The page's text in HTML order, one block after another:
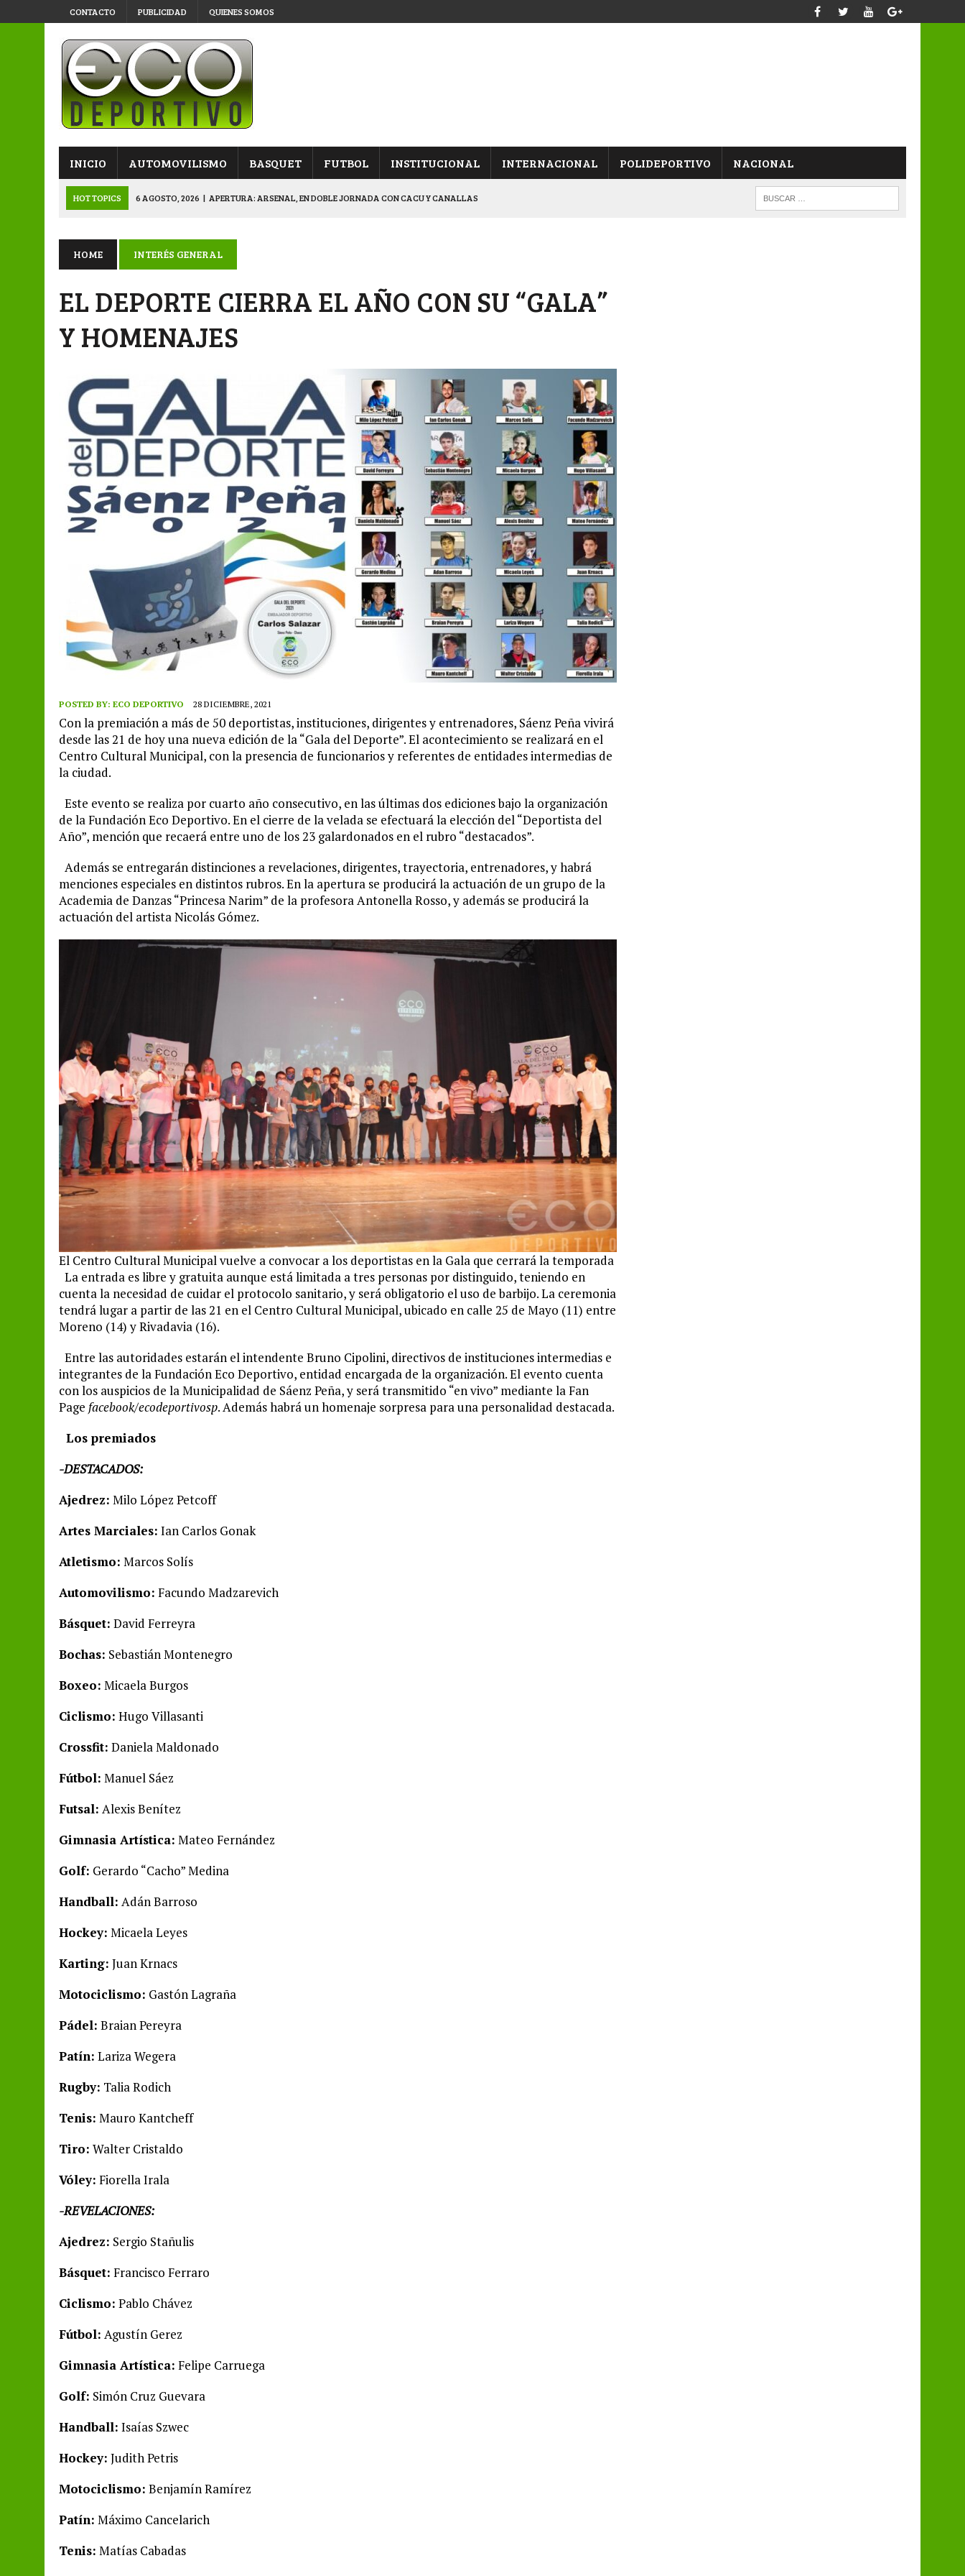
CONTACTO PUBLICIDAD QUIENES SOMOS
INICIO AUTOMOVILISMO BASQUET FUTBOL INSTITUCIONAL INTERNACIONAL POLIDEPORTIVO NACIONAL
HOT TOPICS 6 AGOSTO, 2026 | APERTURA: ARSENAL, EN DOBLE JORNADA CON CACU Y CANALLAS
6 AGOSTO, 2026 | APERTURA: BELGRANO DERROTÓ A NAPENAY Y ES SEMIFINALISTA
7 AGOSTO, 2026 | APERTURA “B”: CACU Y CANALLAS AVANZARON FRENTE A ARSENAL
HOME INTERÉS GENERAL
EL DEPORTE CIERRA EL AÑO CON SU “GALA”
Y HOMENAJES
POSTED BY: ECO DEPORTIVO 28 DICIEMBRE, 2021
Con la premiación a más de 50 deportistas, instituciones, dirigentes y entrenadores, Sáenz Peña vivirá
desde las 21 de hoy una nueva edición de la “Gala del Deporte”. El acontecimiento se realizará en el
Centro Cultural Municipal, con la presencia de funcionarios y referentes de entidades intermedias de
la ciudad.
Este evento se realiza por cuarto año consecutivo, en las últimas dos ediciones bajo la organización
de la Fundación Eco Deportivo. En el cierre de la velada se efectuará la elección del “Deportista del
Año”, mención que recaerá entre uno de los 23 galardonados en el rubro “destacados”.
Además se entregarán distinciones a revelaciones, dirigentes, trayectoria, entrenadores, y habrá
menciones especiales en distintos rubros. En la apertura se producirá la actuación de un grupo de la
Academia de Danzas “Princesa Narim” de la profesora Antonella Rosso, y además se producirá la
actuación del artista Nicolás Gómez.
El Centro Cultural Municipal vuelve a convocar a los deportistas en la Gala que cerrará la temporada
La entrada es libre y gratuita aunque está limitada a tres personas por distinguido, teniendo en
cuenta la necesidad de cuidar el protocolo sanitario, y será obligatorio el uso de barbijo. La ceremonia
tendrá lugar a partir de las 21 en el Centro Cultural Municipal, ubicado en calle 25 de Mayo (11) entre
Moreno (14) y Rivadavia (16).
Entre las autoridades estarán el intendente Bruno Cipolini, directivos de instituciones intermedias e
integrantes de la Fundación Eco Deportivo, entidad encargada de la organización. El evento cuenta
con los auspicios de la Municipalidad de Sáenz Peña, y será transmitido “en vivo” mediante la Fan
Page facebook/ecodeportivosp. Además habrá un homenaje sorpresa para una personalidad destacada.
Los premiados
-DESTACADOS:
Ajedrez: Milo López Petcoff
Artes Marciales: Ian Carlos Gonak
Atletismo: Marcos Solís
Automovilismo: Facundo Madzarevich
Básquet: David Ferreyra
Bochas: Sebastián Montenegro
Boxeo: Micaela Burgos
Ciclismo: Hugo Villasanti
Crossfit: Daniela Maldonado
Fútbol: Manuel Sáez
Futsal: Alexis Benítez
Gimnasia Artística: Mateo Fernández
Golf: Gerardo “Cacho” Medina
Handball: Adán Barroso
Hockey: Micaela Leyes
Karting: Juan Krnacs
Motociclismo: Gastón Lagraña
Pádel: Braian Pereyra
Patín: Lariza Wegera
Rugby: Talia Rodich
Tenis: Mauro Kantcheff
Tiro: Walter Cristaldo
Vóley: Fiorella Irala
-REVELACIONES:
Ajedrez: Sergio Stañulis
Básquet: Francisco Ferraro
Ciclismo: Pablo Chávez
Fútbol: Agustín Gerez
Gimnasia Artística: Felipe Carruega
Golf: Simón Cruz Guevara
Handball: Isaías Szwec
Hockey: Judith Petris
Motociclismo: Benjamín Ramírez
Patín: Máximo Cancelarich
Tenis: Matías Cabadas